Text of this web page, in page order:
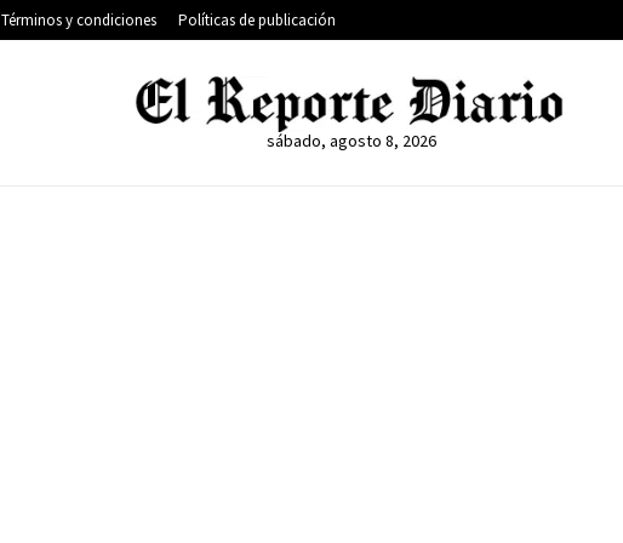
Términos y condiciones Políticas de publicación
sábado, agosto 8, 2026